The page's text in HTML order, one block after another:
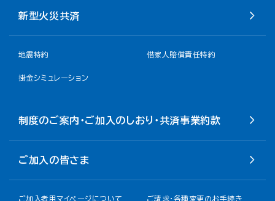
新型火災共済
地震特約 借家人賠償責任特約
掛金シミュレーション
制度のご案内・ご加入のしおり・共済事業約款
ご加入の皆さま
ご加入者用マイページについて ご請求・各種変更のお手続き